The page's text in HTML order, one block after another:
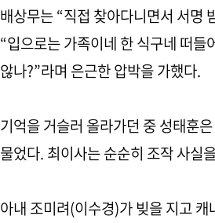
배상무는 “직접 찾아다니면서 서명
“입으로는 가족이네 한 식구네 떠들
않나?”라며 은근한 압박을 가했다.
기억을 거슬러 올라가던 중 성태훈
물었다. 최이사는 순순히 조작 사실
아내 조미려(이수경)가 빚을 지고